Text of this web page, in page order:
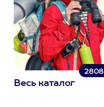
2808
Весь каталог